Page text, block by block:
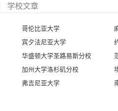
学校文章
哥伦比亚大学
宾夕法尼亚大学
华盛顿大学圣路易斯分校
加州大学洛杉矶分校
弗吉尼亚大学